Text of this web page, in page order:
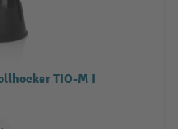
TIO-M I